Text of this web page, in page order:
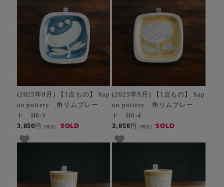
(2025年9月) 【1点もの】 hap
un pottery 角リムプレー
ト H8-3
3,850円[税込] SOLD
(2025年9月) 【1点もの】 hap
un pottery 角リムプレー
ト H8-4
3,850円 [税込] SOLD